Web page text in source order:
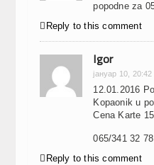
popodne za
 Reply to this comment
Igor
јануар 10, 20:42
12.01.2016
Kopaonik u
Cena Karte
065/341 32
 Reply to this comment